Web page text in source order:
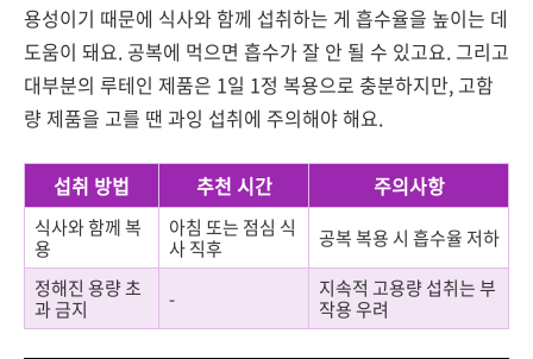
용성이기 때문에 식사와 함께 섭취하는 게 흡수율을 높이는 데
도움이 돼요. 공복에 먹으면 흡수가 잘 안 될 수 있고요. 그리고
대부분의 루테인 제품은 1일 1정 복용으로 충분하지만, 고함
량 제품을 고를 땐 과잉 섭취에 주의해야 해요.
섭취 방법 추천 시간 주의사항
식사와 함께 복
용
아침 또는 점심 식
사 직후
공복 복용 시 흡수율 저하
정해진 용량 초
과 금지
-
지속적 고용량 섭취는 부
작용 우려